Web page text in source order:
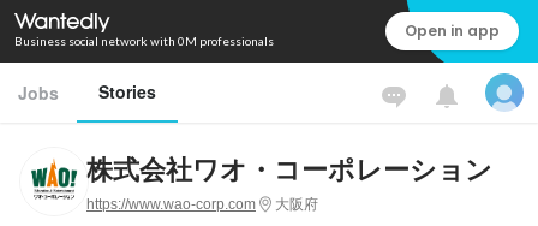
Business social network with 0M professionals Open in app
Jobs Stories
株式会社ワオ・コーポレーション
https://www.wao-corp.com 大阪府